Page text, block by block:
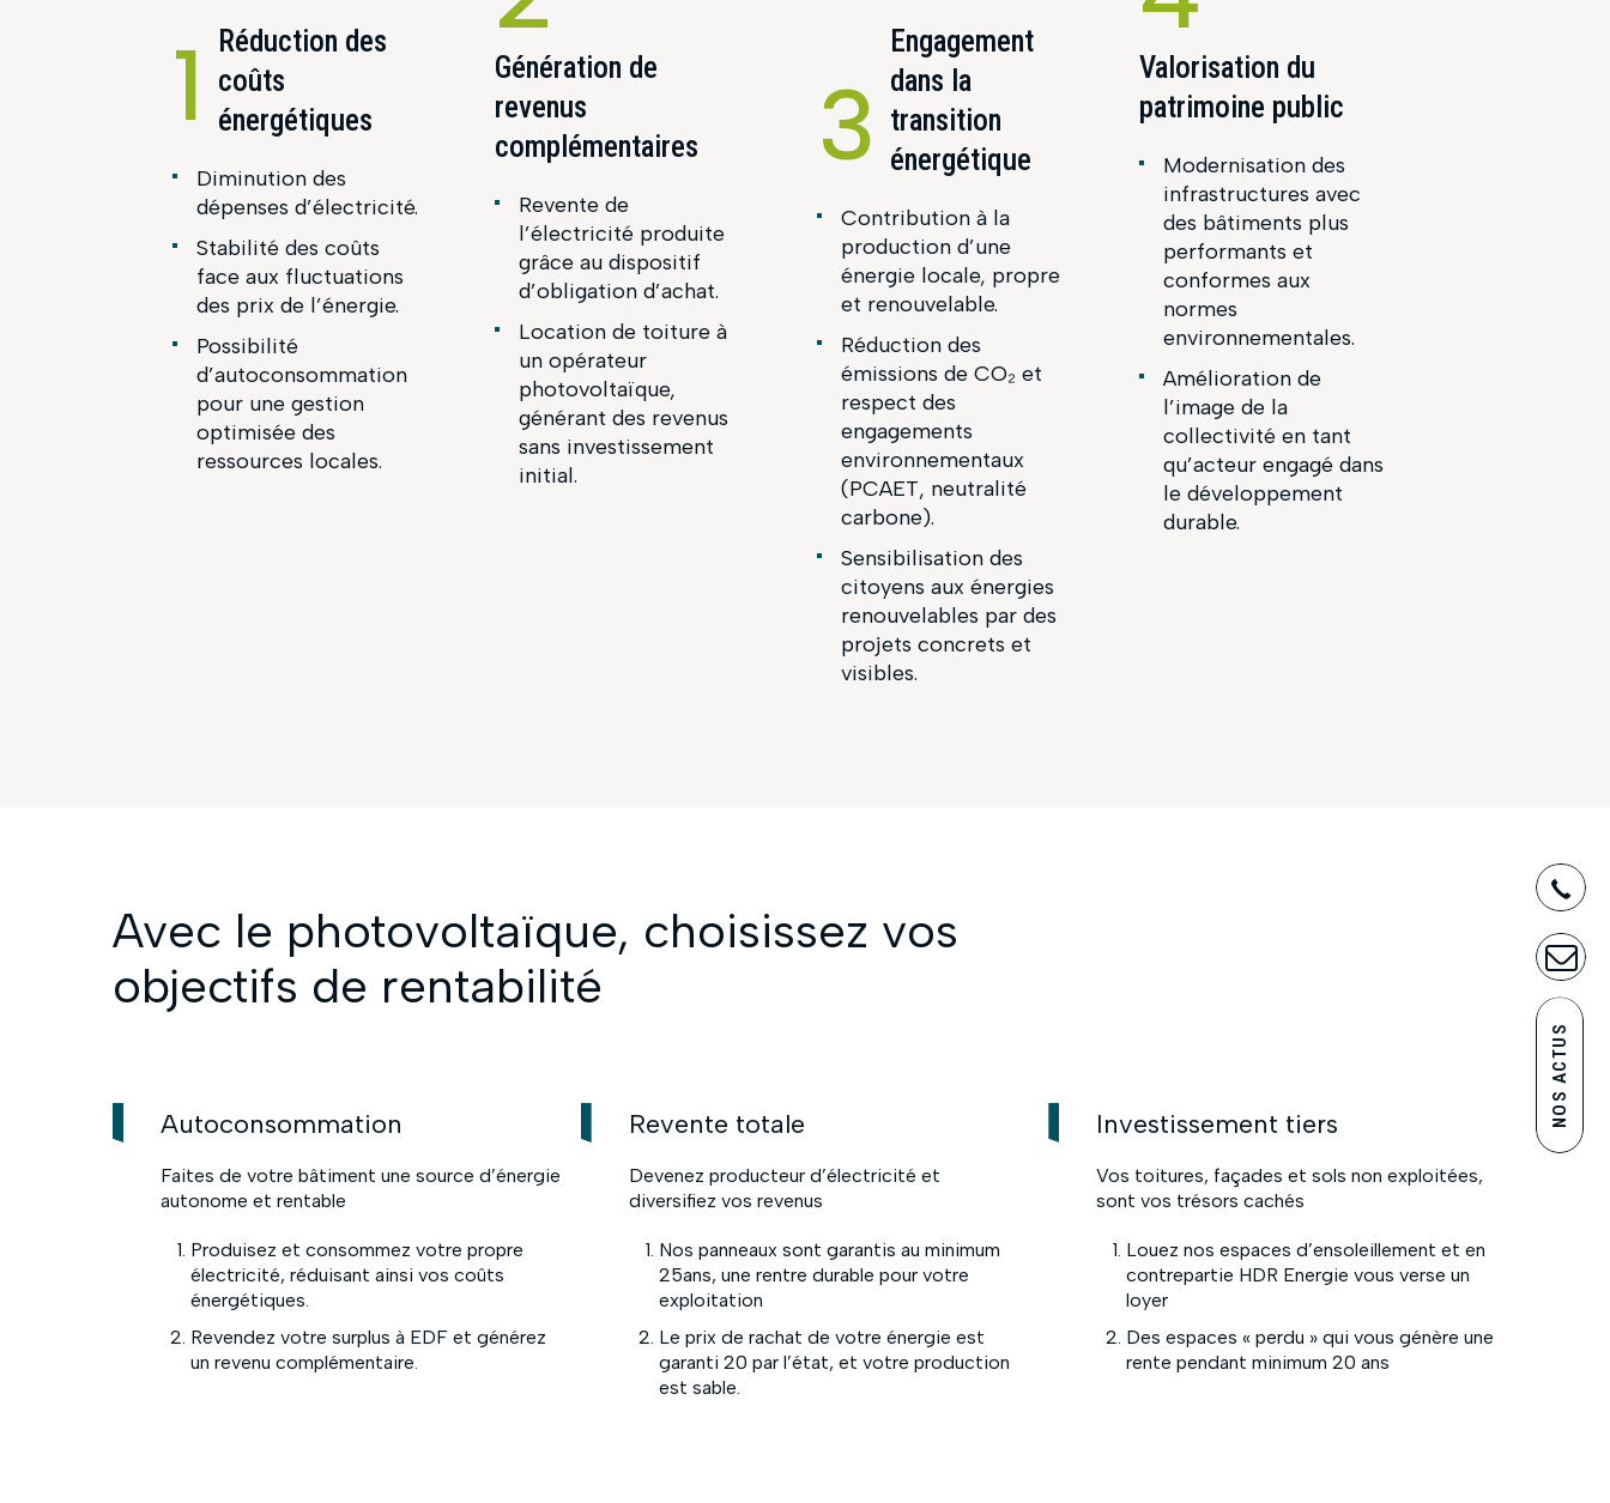
NOS ACTUS
1
Réduction des
coûts
énergétiques
Diminution des
dépenses d’électricité.
Stabilité des coûts
face aux fluctuations
des prix de l’énergie.
Possibilité
d’autoconsommation
pour une gestion
optimisée des
ressources locales.
Génération de
revenus
complémentaires
Revente de
l’électricité produite
grâce au dispositif
d’obligation d’achat.
Location de toiture à
un opérateur
photovoltaïque,
générant des revenus
sans investissement
initial.
3
Engagement
dans la
transition
énergétique
Contribution à la
production d’une
énergie locale, propre
et renouvelable.
Réduction des
émissions de CO₂ et
respect des
engagements
environnementaux
(PCAET, neutralité
carbone).
Sensibilisation des
citoyens aux énergies
renouvelables par des
projets concrets et
visibles.
Valorisation du
patrimoine public
Modernisation des
infrastructures avec
des bâtiments plus
performants et
conformes aux
normes
environnementales.
Amélioration de
l’image de la
collectivité en tant
qu’acteur engagé dans
le développement
durable.
Avec le photovoltaïque, choisissez vos
objectifs de rentabilité
Autoconsommation
Faites de votre bâtiment une source d’énergie
autonome et rentable
Produisez et consommez votre propre
électricité, réduisant ainsi vos coûts
énergétiques.
Revendez votre surplus à EDF et générez
un revenu complémentaire.
Revente totale
Devenez producteur d’électricité et
diversifiez vos revenus
Nos panneaux sont garantis au minimum
25ans, une rentre durable pour votre
exploitation
Le prix de rachat de votre énergie est
garanti 20 par l’état, et votre production
est sable.
Investissement tiers
Vos toitures, façades et sols non exploitées,
sont vos trésors cachés
Louez nos espaces d’ensoleillement et en
contrepartie HDR Energie vous verse un
loyer
Des espaces « perdu » qui vous génère une
rente pendant minimum 20 ans